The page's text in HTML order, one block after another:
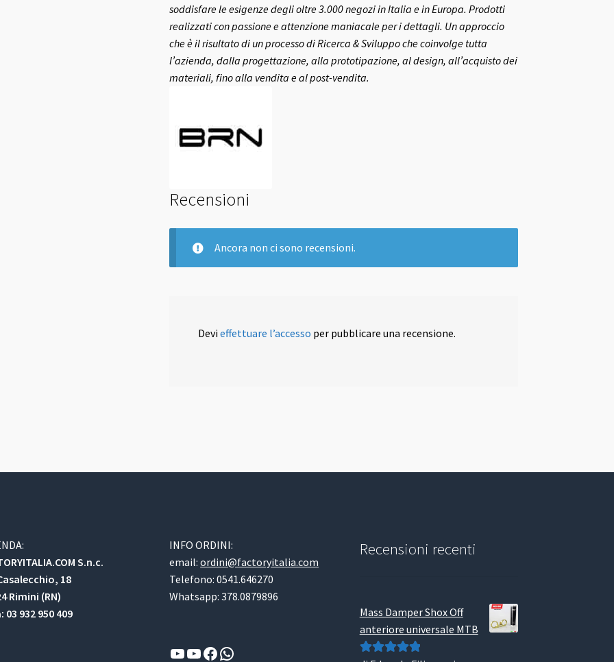
soddisfare le esigenze degli oltre 3.000 negozi in Italia e in Europa. Prodotti
realizzati con passione e attenzione maniacale per i dettagli. Un approccio
che è il risultato di un processo di Ricerca & Sviluppo che coinvolge tutta
l’azienda, dalla progettazione, alla prototipazione, al design, all’acquisto dei
materiali, fino alla vendita e al post-vendita.
Recensioni
Ancora non ci sono recensioni.
Devieffettuare l’accesso per pubblicare una recensione.
S.n.c.
18
Rimini (RN)
03 932 950 409
INFO ORDINI:
email:ordini@factoryitalia.com
Telefono: 0541.646270
Whatsapp: 378.0879896
YouTube
YouTube
Facebook
WhatsApp
Recensioni recenti
Mass Damper Shox Off
anteriore universale MTB